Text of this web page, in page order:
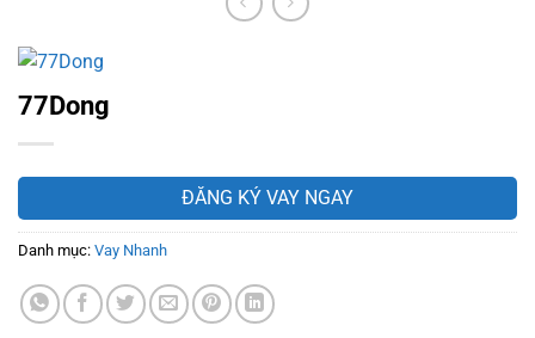
77Dong
ĐĂNG KÝ VAY NGAY
Danh mục: Vay Nhanh